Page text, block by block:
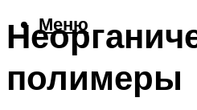
Меню
полимеры